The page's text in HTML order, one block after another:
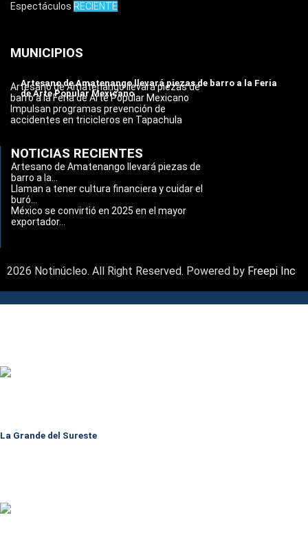
Espectáculos RECIENTE
MUNICIPIOS
Artesano de Amatenango llevará piezas de barro a la Feria
de Arte Popular Mexicano
Artesano de Amatenango llevará piezas de
barro a la Feria de Arte Popular Mexicano
Impulsan programas prevención de
accidentes en tricicleros en Tapachula
NOTICIAS RECIENTES
Artesano de Amatenango llevará piezas de
barro a la...
Llaman a tener cultura financiera y cuidar el
buró...
México se convirtió en 2025 en el mayor
exportador...
2026 Notinúcleo. All Right Reserved. Powered by Freepi Inc
La Grande del Sureste